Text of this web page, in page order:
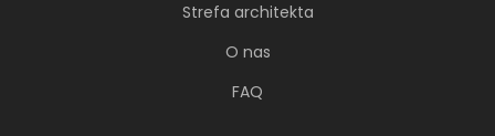
Strefa architekta
O nas
FAQ